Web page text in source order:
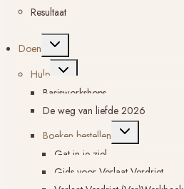
Resultaat
Doen
Toggle
submenu
Hulp
Toggle
submenu
Basisworkshops
De weg van liefde 2026
Boeken bestellen
Toggle
submenu
Gat in je ziel
Gids voor Verlaat Verdriet